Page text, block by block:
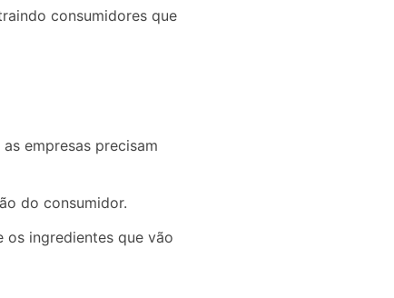
consumidores que
empresas precisam
do consumidor.
os ingredientes que vão